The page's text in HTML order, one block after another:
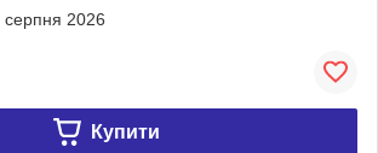
серпня 2026
Купити